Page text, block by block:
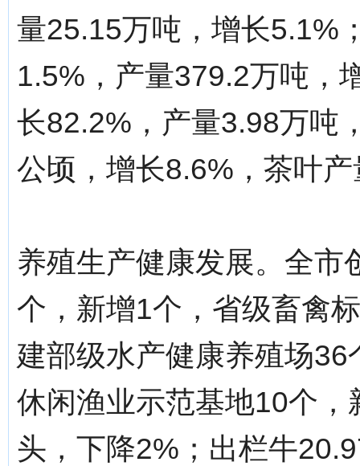
量25.15万吨，增长5.1%
1.5%，产量379.2万吨，
长82.2%，产量3.98万吨
公顷，增长8.6%，茶叶
养殖生产健康发展。全市
个，新增1个，省级畜禽
建部级水产健康养殖场
休闲渔业示范基地10个
头，下降2%；出栏牛